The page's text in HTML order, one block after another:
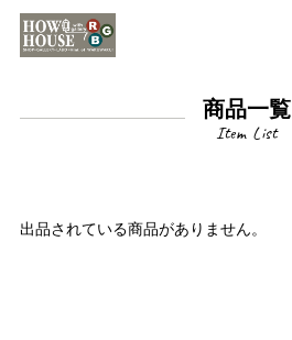
商品一覧
出品されている商品がありません。